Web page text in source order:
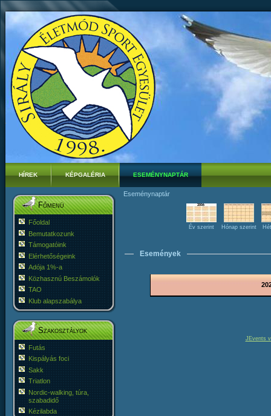
HÍREK KÉPGALÉRIA ESEMÉNYNAPTÁR
Főmenü
Főoldal
Bemutatkozunk
Támogatóink
Elérhetőségeink
Adója 1%-a
Közhasznú Beszámolók
TAO
Klub alapszabálya
Szakosztályok
Futás
Kispályás foci
Sakk
Triatlon
Nordic-walking, túra,
szabadidő
Kézilabda
Eseménynaptár
Év szerint Hónap szerint
Események
JEvents